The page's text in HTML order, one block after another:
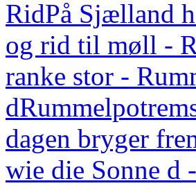
RidPå Sjælland
og rid til møll -
ranke stor -
d
dagen bryger
wie die Sonne d